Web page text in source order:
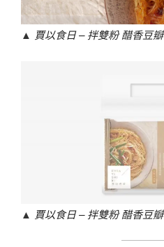
▲ 賈以食日 – 拌雙粉 醋香豆瓣
▲ 賈以食日 – 拌雙粉 醋香豆瓣